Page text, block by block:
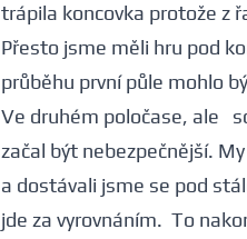
trápila koncovka protože z
Přesto jsme měli hru pod
průběhu první půle mohlo
Ve druhém poločase, ale
začal být nebezpečnější.
a dostávali jsme se pod
jde za vyrovnáním. To